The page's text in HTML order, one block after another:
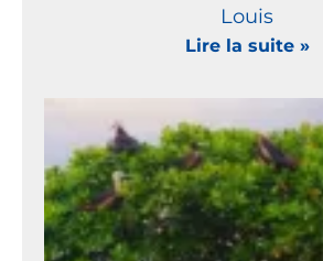
Louis
Lire la suite »